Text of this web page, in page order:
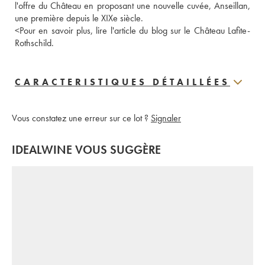
l'offre du Château en proposant une nouvelle cuvée, Anseillan,
une première depuis le XIXe siècle.
<Pour en savoir plus, lire l'article du blog sur le Château Lafite-
Rothschild.
CARACTERISTIQUES DÉTAILLÉES
Vous constatez une erreur sur ce lot ? Signaler
IDEALWINE VOUS SUGGÈRE